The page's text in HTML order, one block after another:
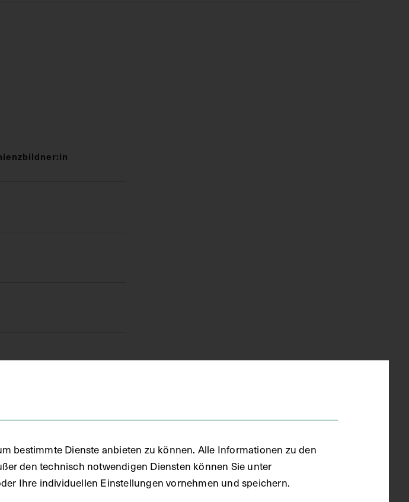
bestimmte Dienste anbieten zu können. Alle Informationen zu den
den technisch notwendigen Diensten können Sie unter
Ihre individuellen Einstellungen vornehmen und speichern.